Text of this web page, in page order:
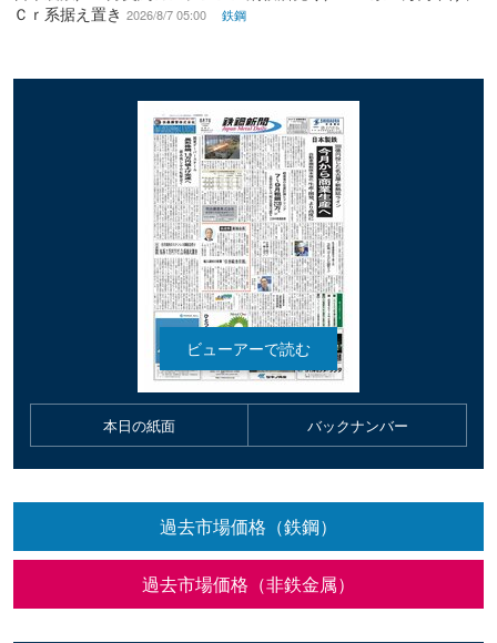
Ｃｒ系据え置き 2026/8/7 05:00 鉄鋼
本日の紙面 バックナンバー
過去市場価格（鉄鋼）
過去市場価格（非鉄金属）